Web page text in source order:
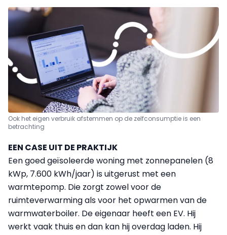
Ook het eigen verbruik afstemmen op de zelfconsumptie is een
betrachting
EEN CASE UIT DE PRAKTIJK
Een goed geïsoleerde woning met zonnepanelen (8
kWp, 7.600 kWh/jaar) is uitgerust met een
warmtepomp. Die zorgt zowel voor de
ruimteverwarming als voor het opwarmen van de
warmwaterboiler. De eigenaar heeft een EV. Hij
werkt vaak thuis en dan kan hij overdag laden. Hij